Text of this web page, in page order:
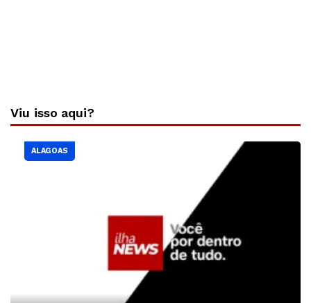
Viu isso aqui?
ALAGOAS